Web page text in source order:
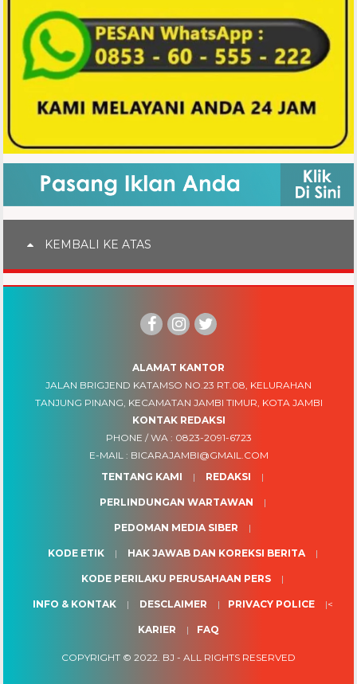
KEMBALI KE ATAS
ALAMAT KANTOR
JALAN BRIGJEND KATAMSO NO.23 RT.08, KELURAHAN
TANJUNG PINANG, KECAMATAN JAMBI TIMUR, KOTA JAMBI
KONTAK REDAKSI
PHONE / WA : 0823-2091-6723
E-MAIL : BICARAJAMBI@GMAIL.COM
TENTANG KAMI
REDAKSI
PERLINDUNGAN WARTAWAN
PEDOMAN MEDIA SIBER
KODE ETIK HAK JAWAB DAN KOREKSI BERITA
KODE PERILAKU PERUSAHAAN PERS
INFO & KONTAK DESCLAIMER PRIVACY POLICE <
KARIER FAQ
COPYRIGHT © 2022. BJ - ALL RIGHTS RESERVED